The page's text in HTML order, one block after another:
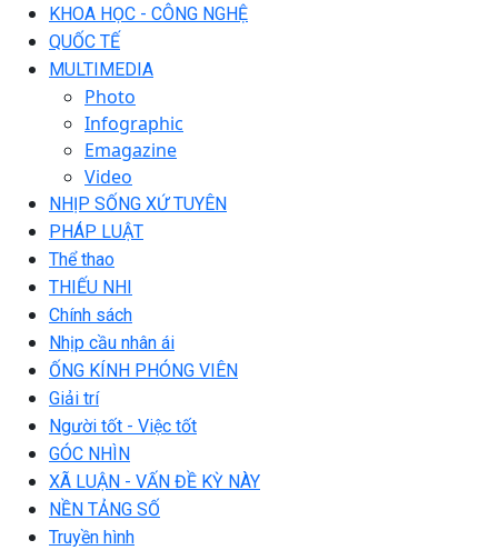
KHOA HỌC - CÔNG NGHỆ
QUỐC TẾ
MULTIMEDIA
Photo
Infographic
Emagazine
Video
NHỊP SỐNG XỨ TUYÊN
PHÁP LUẬT
Thể thao
THIẾU NHI
Chính sách
Nhịp cầu nhân ái
ỐNG KÍNH PHÓNG VIÊN
Giải trí
Người tốt - Việc tốt
GÓC NHÌN
XÃ LUẬN - VẤN ĐỀ KỲ NÀY
NỀN TẢNG SỐ
Truyền hình